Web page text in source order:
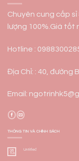
Chuyên cung cấp
lượng 100%.Giá
Hotline :
Địa Chỉ: : 40, đường
Email:
THÔNG TIN VÀ CHÍNH SÁCH
06
Th8
Untitled